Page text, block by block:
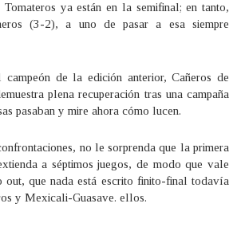
ya están en la semifinal; en tanto,
(3-2), a uno de pasar a esa siempre
campeón de la edición anterior, Cañeros de
plena recuperación tras una campaña
pasaban y mire ahora cómo lucen.
no le sorprenda que la primera
a séptimos juegos, de modo que vale
out, que nada está escrito finito-final todavía
y Mexicali-Guasave. ellos.